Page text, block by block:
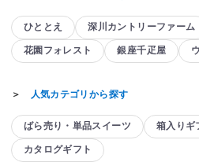
ひととえ 深川カントリーファーム
花園フォレスト 銀座千疋屋
＞ 人気カテゴリから探す
ばら売り・単品スイーツ 箱入りギ
カタログギフト